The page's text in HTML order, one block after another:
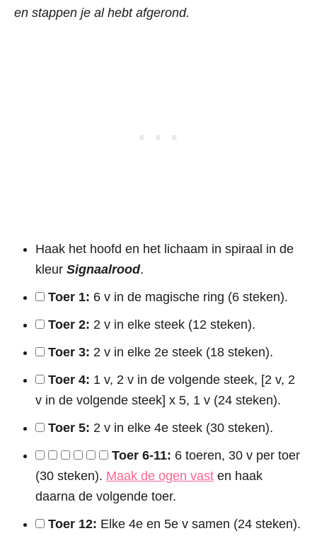
en stappen je al hebt afgerond.
Haak het hoofd en het lichaam in spiraal in de
kleur Signaalrood.
Toer 1: 6 v in de magische ring (6 steken).
Toer 2: 2 v in elke steek (12 steken).
Toer 3: 2 v in elke 2e steek (18 steken).
Toer 4: 1 v, 2 v in de volgende steek, [2 v, 2
v in de volgende steek] x 5, 1 v (24 steken).
Toer 5: 2 v in elke 4e steek (30 steken).
Toer 6-11: 6 toeren, 30 v per toer
(30 steken). Maak de ogen vast en haak
daarna de volgende toer.
Toer 12: Elke 4e en 5e v samen (24 steken).